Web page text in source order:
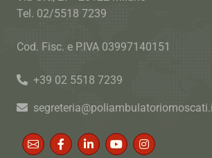
Tel. 02/5518 7239
Cod. Fisc. e P.IVA 03997140151
+39 02 5518 7239